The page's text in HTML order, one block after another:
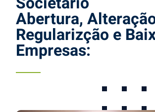
Abertura,
Regularizção e
Empresas: